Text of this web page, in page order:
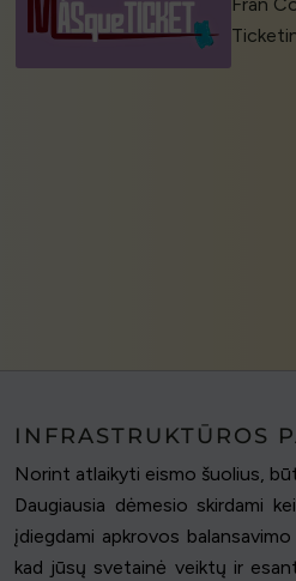
INFRASTRUKTŪROS
Norint atlaikyti eismo šuolius,
Daugiausia dėmesio skirdami
įdiegdami apkrovos
kad jūsų svetainė veiktų ir